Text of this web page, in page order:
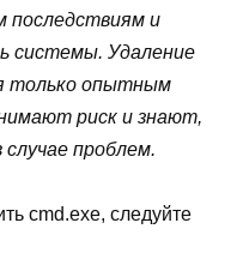
последствиям и
системы. Удаление
только опытным
риск и знают,
проблем.
cmd.exe, следуйте